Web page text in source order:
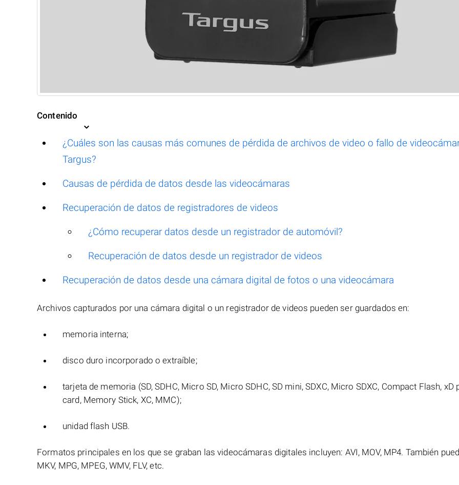
Contenido
¿Cuáles son las causas más comunes de pérdida de archivos de video o fallo de
Targus?
Causas de pérdida de datos desde las videocámaras
Recuperación de datos de registradores de videos
¿Cómo recuperar datos desde un registrador de automóvil?
Recuperación de datos desde un registrador de videos
Recuperación de datos desde una cámara digital de fotos o una videocámara
Archivos capturados por una cámara digital o un registrador de videos pueden ser guardados en:
memoria interna;
disco duro incorporado o extraíble;
tarjeta de memoria (SD, SDHC, Micro SD, Micro SDHC, SD mini, SDXC, Micro SDXC, Compact Flash, xD
card, Memory Stick, XC, MMC);
unidad flash USB.
Formatos principales en los que se graban las videocámaras digitales incluyen: AVI, MOV, MP4. También
MKV, MPG, MPEG, WMV, FLV, etc.